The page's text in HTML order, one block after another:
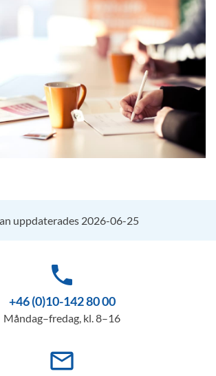
uppdaterades 2026-06-25
phone
+46 (0)10-142 80 00
Måndag–fredag, kl. 8–16
mail_outline